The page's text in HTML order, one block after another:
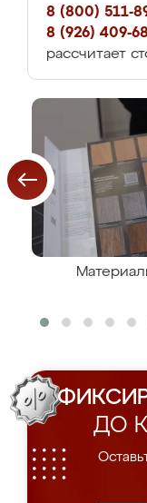
8 (800) 511-
8 (926) 409-
рассчитает
ДО